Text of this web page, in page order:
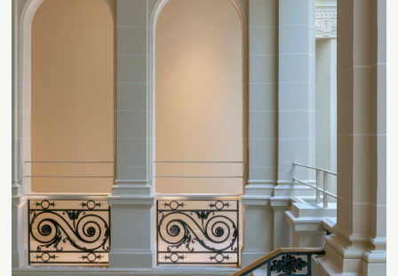
À
Contact